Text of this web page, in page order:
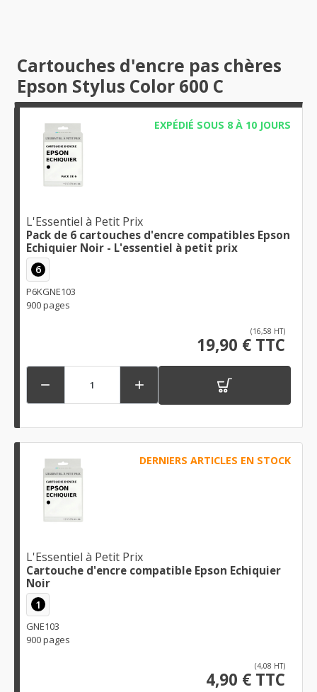
Cartouches d'encre pas chères
Epson Stylus Color 600 C
EXPÉDIÉ SOUS 8 À 10 JOURS
L'Essentiel à Petit Prix
Pack de 6 cartouches d'encre compatibles Epson
Echiquier Noir - L'essentiel à petit prix
6
P6KGNE103
900 pages
(16,58 HT)
19,90 € TTC
 
DERNIERS ARTICLES EN STOCK
L'Essentiel à Petit Prix
Cartouche d'encre compatible Epson Echiquier
Noir
1
GNE103
900 pages
(4,08 HT)
4,90 € TTC